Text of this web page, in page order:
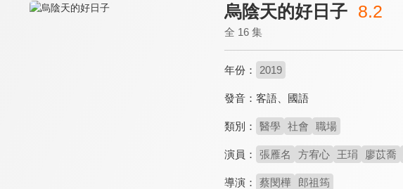
烏陰天的好日子 8.2
全 16 集
年份： 2019
發音： 客語 國語
類別： 醫學 社會 職場
演員： 張雁名 方宥心 王琄 廖苡喬
導演： 蔡閔樺 郎祖筠